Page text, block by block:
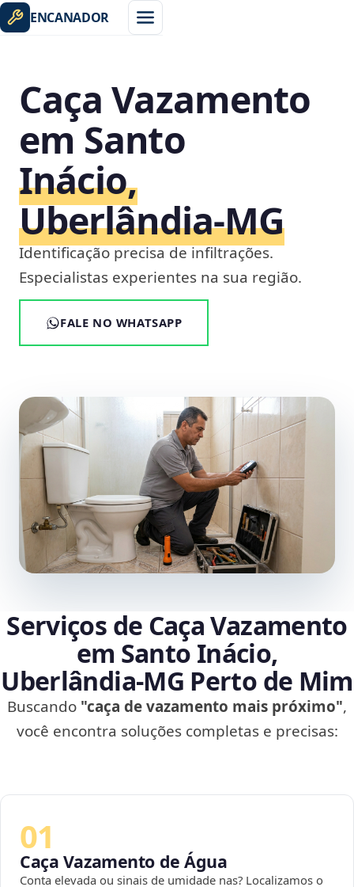
ENCANADOR
Caça Vazamento
em Santo
Inácio,
Uberlândia‑MG
Identificação precisa de infiltrações.
Especialistas experientes na sua região.
FALE NO WHATSAPP
Serviços de Caça Vazamento
em Santo Inácio,
Uberlândia‑MG Perto de Mim
Buscando "caça de vazamento mais próximo",
você encontra soluções completas e precisas:
01
Caça Vazamento de Água
Conta elevada ou sinais de umidade nas? Localizamos o